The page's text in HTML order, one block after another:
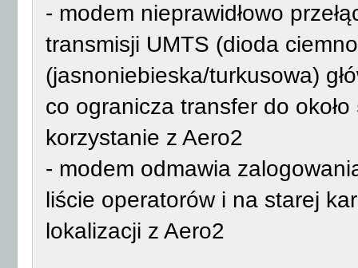
- modem nieprawidłowo
transmisji UMTS (dioda
(jasnoniebieska/turkusowa)
co ogranicza transfer do
korzystanie z Aero2
- modem odmawia
liście operatorów i na starej
lokalizacji z Aero2